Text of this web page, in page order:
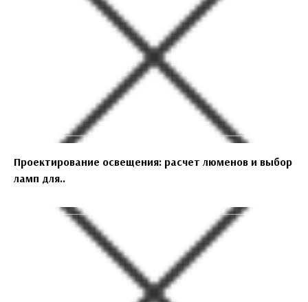
Проектирование освещения: расчет люменов и выбор
ламп для..